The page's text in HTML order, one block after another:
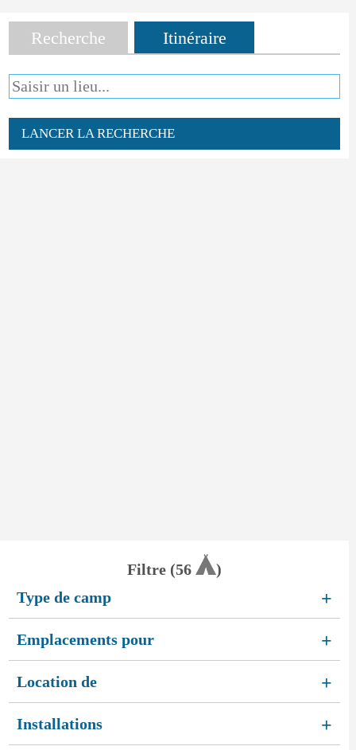
Recherche Itinéraire
LANCER LA RECHERCHE
Filtre (56
)
Type de camp
+
Emplacements pour +
Location de +
Installations +